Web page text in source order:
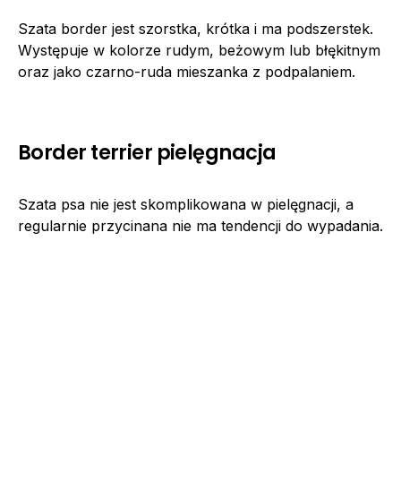
Szata border jest szorstka, krótka i ma podszerstek.
Występuje w kolorze rudym, beżowym lub błękitnym
oraz jako czarno-ruda mieszanka z podpalaniem.
Border terrier pielęgnacja
Szata psa nie jest skomplikowana w pielęgnacji, a
regularnie przycinana nie ma tendencji do wypadania.